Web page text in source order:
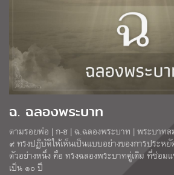
ฉ. ฉลองพระบาท
ตามรอยพ่อ | ก-ฮ | ฉ.ฉลองพระบาท | พระบาทส
๙ ทรงปฏิบัติให้เห็นเป็นแบบอย่างของการประหยั
ตัวอย่างหนึ่ง คือ ทรงฉลองพระบาทคู่เดิม ที่ซ่อม
เป็น ๑๐ ปี